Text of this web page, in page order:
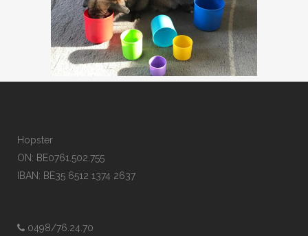
Hopster
ON: BE0761.502.755
IBAN: BE35 6512 1374 2637
0498/76.24.70